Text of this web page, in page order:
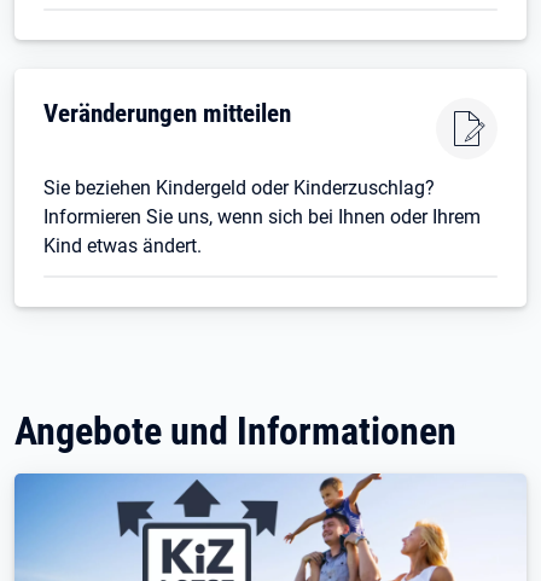
Veränderungen mitteilen
Sie beziehen Kindergeld oder Kinderzuschlag?
Informieren Sie uns, wenn sich bei Ihnen oder Ihrem
Kind etwas ändert.
Angebote und Informationen